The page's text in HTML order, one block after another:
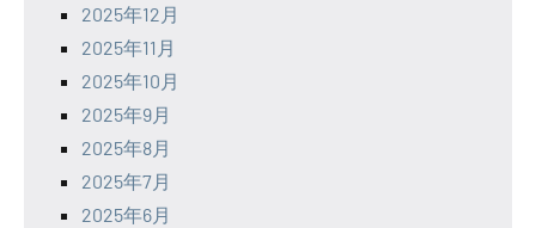
2025年12月
2025年11月
2025年10月
2025年9月
2025年8月
2025年7月
2025年6月